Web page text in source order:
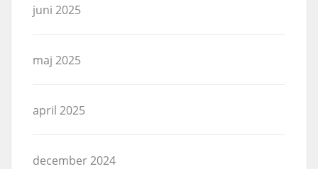
juni 2025
maj 2025
april 2025
december 2024